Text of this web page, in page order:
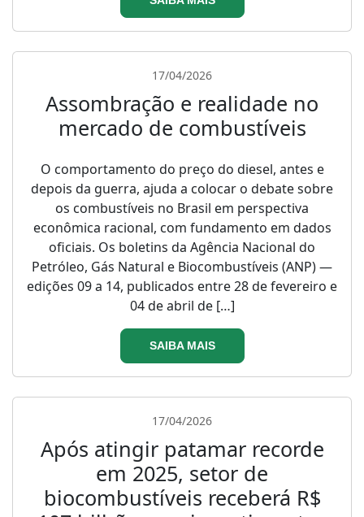
17/04/2026
Assombração e realidade no
mercado de combustíveis
O comportamento do preço do diesel, antes e
depois da guerra, ajuda a colocar o debate sobre
os combustíveis no Brasil em perspectiva
econômica racional, com fundamento em dados
oficiais. Os boletins da Agência Nacional do
Petróleo, Gás Natural e Biocombustíveis (ANP) —
edições 09 a 14, publicados entre 28 de fevereiro e
04 de abril de […]
SAIBA MAIS
17/04/2026
Após atingir patamar recorde
em 2025, setor de
biocombustíveis receberá R$